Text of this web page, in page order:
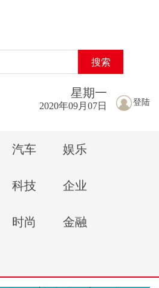
搜索
登陆
星期一
2020年09月07日
汽车 娱乐
科技 企业
时尚 金融